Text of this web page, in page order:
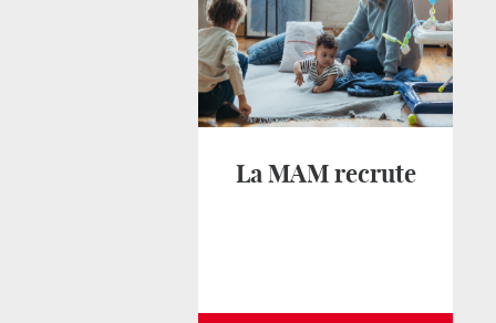
La MAM recrute